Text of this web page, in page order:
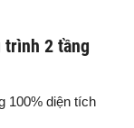
trình 2 tầng
100% diện tích